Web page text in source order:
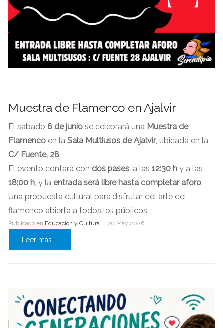
Muestra de Flamenco en Ajalvir
El sabado 6 de junio se celebrará una Muestra de
Flamenco en la Sala Multiusos de Ajalvir, ubicada en la
C/ Fuente, 28.
El evento contará con dos pases, a las 12:30 h y a las
18:00 h, y la entrada será libre hasta completar aforo.
Una propuesta cultural para disfrutar del arte del
flamenco abierta a todos los públicos.
Publicado en Educacion y Cultura 20 May 2026
Leer más ...